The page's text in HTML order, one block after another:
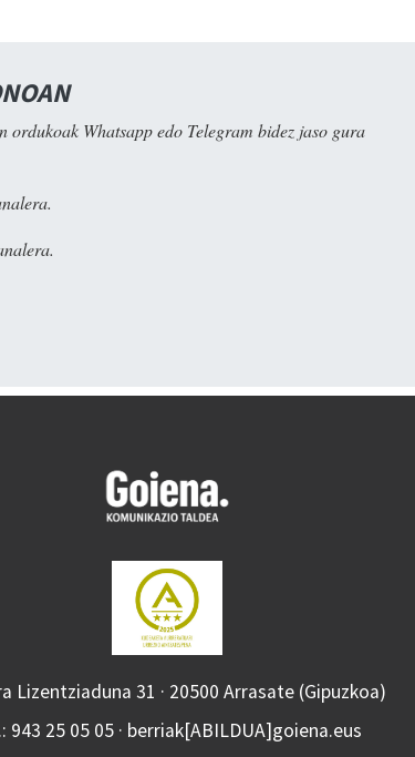
ordukoak Whatsapp edo Telegram bidez jaso gura
Lizentziaduna 31 · 20500 Arrasate (Gipuzkoa)
943 25 05 05 · berriak[ABILDUA]goiena.eus